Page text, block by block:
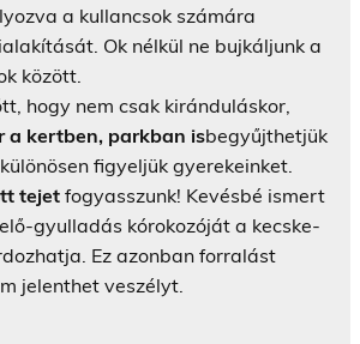
a kullancsok számára
Ok nélkül ne bujkáljunk a
között.
hogy nem csak kiránduláskor,
a kertben, parkban isbegyűjthetjük
figyeljük gyerekeinket.
tejet fogyasszunk! Kevésbé ismert
gyulladás kórokozóját a kecske-
Ez azonban forralást
jelenthet veszélyt.